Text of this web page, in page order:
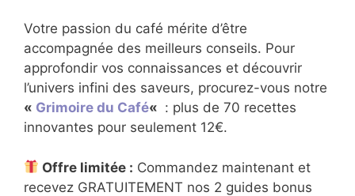
Votre passion du café mérite d’être
accompagnée des meilleurs conseils. Pour
approfondir vos connaissances et découvrir
l’univers infini des saveurs, procurez-vous notre
« Grimoire du Café« : plus de 70 recettes
innovantes pour seulement 12€.
Offre limitée : Commandez maintenant et
recevez GRATUITEMENT nos 2 guides bonus